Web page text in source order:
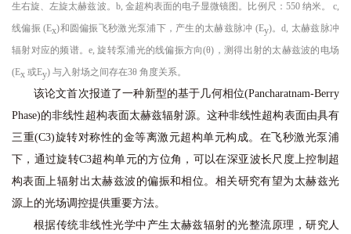
生右旋、左旋太赫兹波。b, 金超构表面的电子显微镜图。比例尺：550 纳米。 c,
线偏振 (Ex)和圆偏振飞秒激光泵浦下，产生的太赫兹脉冲 (Ey)。d, 太赫兹脉冲
辐射对应的频谱。e, 旋转泵浦光的线偏振方向(θ)，测得出射的太赫兹波的电场
(Ex 或Ey) 与入射场之间存在3θ 角度关系。
该论文首次报道了一种新型的基于几何相位(Pancharatnam-Berry
Phase)的非线性超构表面太赫兹辐射源。这种非线性超构表面由具有
三重(C3)旋转对称性的金等离激元超构单元构成。在飞秒激光泵浦
下，通过旋转C3超构单元的方位角，可以在深亚波长尺度上控制超
构表面上辐射出太赫兹波的偏振和相位。相关研究有望为太赫兹光
源上的光场调控提供重要方法。
根据传统非线性光学中产生太赫兹辐射的光整流原理，研究人